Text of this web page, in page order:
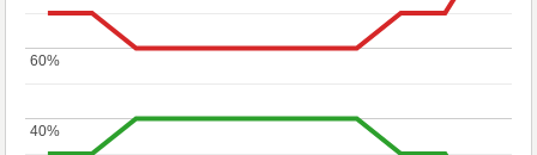
40%
40%
60%
60%